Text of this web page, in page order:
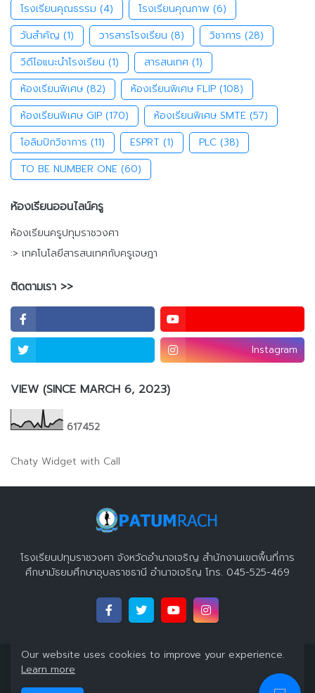
โรงเรียนคุณธรรม (4) โรงเรียนคุณภาพ (6)
วันสำคัญ (1) วารสารโรงเรียน (8) วิชาการ (28)
วิดีโอแนะนำโรงเรียน (1) สารสนเทศ (1)
ห้องเรียนพิเศษ (82) ห้องเรียนพิเศษ FLIP (108)
ห้องเรียนพิเศษ GIP (170) ห้องเรียนพิเศษ SMTE (57)
โอลิมปิกวิชาการ (11) ESPRT (1) PLC (38)
TO BE NUMBER ONE (60)
ห้องเรียนออนไลน์ครู
ห้องเรียนครูปทุมราชวงศา
:> เทคโนโลยีสารสนเทศกับครูเจษฎา
ติดตามเรา >>
Instagram
VIEW (SINCE MARCH 6, 2023)
617452
Chaty Widget with Call
โรงเรียนปทุมราชวงศา จังหวัดอำนาจเจริญ สำนักงานเขตพื้นที่การ
ศึกษามัธยมศึกษาอุบลราชธานี อำนาจเจริญ โทร. 045-525-469
Copyright 2023 ©
Our website uses cookies to improve your experience.
Learn more